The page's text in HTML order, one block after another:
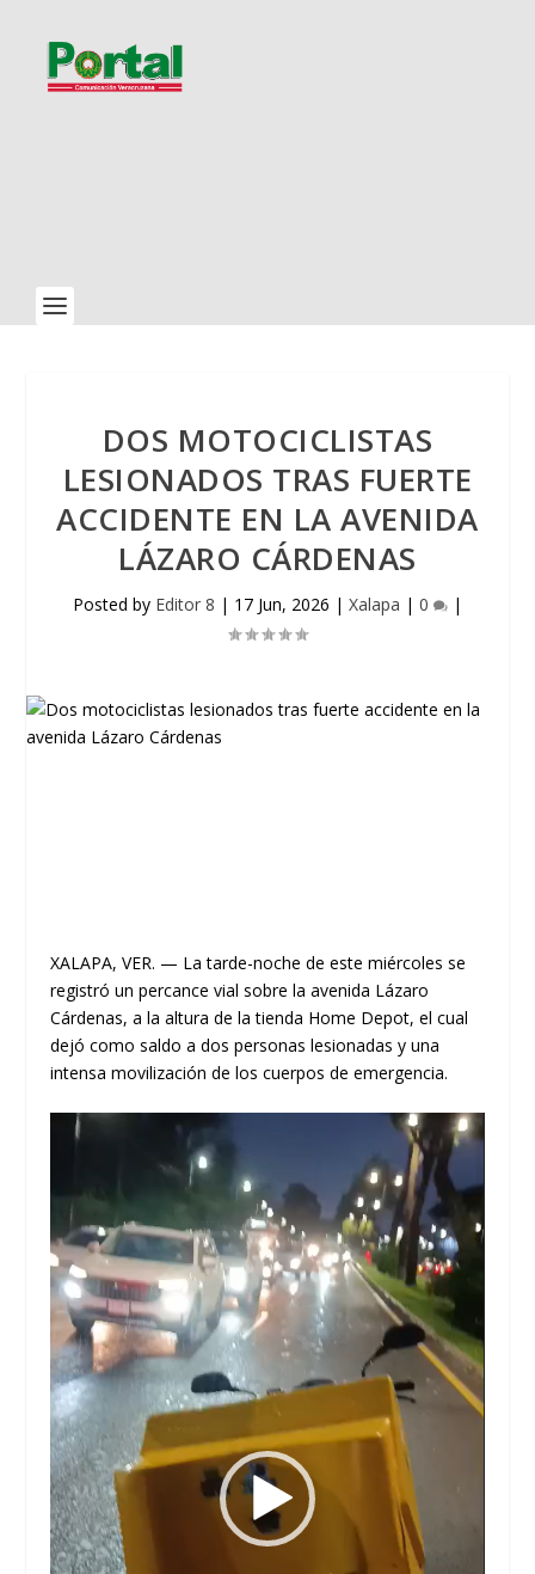
DOS MOTOCICLISTAS
LESIONADOS TRAS FUERTE
ACCIDENTE EN LA AVENIDA
LÁZARO CÁRDENAS
Posted by Editor 8 | 17 Jun, 2026 | Xalapa | 0 |
XALAPA, VER. — La tarde-noche de este miércoles se
registró un percance vial sobre la avenida Lázaro
Cárdenas, a la altura de la tienda Home Depot, el cual
dejó como saldo a dos personas lesionadas y una
intensa movilización de los cuerpos de emergencia.
Reproductor